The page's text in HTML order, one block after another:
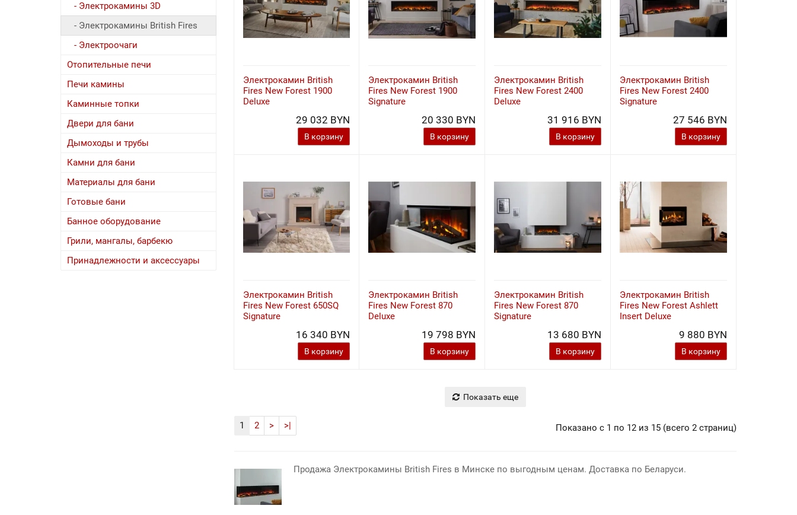
- Электрокамины 3D
- Электрокамины British Fires
- Электроочаги
Отопительные печи
Печи камины
Каминные топки
Двери для бани
Дымоходы и трубы
Камни для бани
Материалы для бани
Готовые бани
Банное оборудование
Грили, мангалы, барбекю
Принадлежности и аксессуары
Электрокамин British
Fires New Forest 1900
Deluxe
29 032 BYN
В корзину
Электрокамин British
Fires New Forest 1900
Signature
20 330 BYN
В корзину
Электрокамин British
Fires New Forest 2400
Deluxe
31 916 BYN
В корзину
Электрокамин British
Fires New Forest 2400
Signature
27 546 BYN
В корзину
Электрокамин British
Fires New Forest 650SQ
Signature
16 340 BYN
В корзину
Электрокамин British
Fires New Forest 870
Deluxe
19 798 BYN
В корзину
Электрокамин British
Fires New Forest 870
Signature
13 680 BYN
В корзину
Электрокамин British
Fires New Forest Ashlett
Insert Deluxe
9 880 BYN
В корзину
Показать еще
1 2 > >| Показано с 1 по 12 из 15 (всего 2 страниц)
Продажа Электрокамины British Fires в Минске по выгодным ценам. Доставка по Беларуси.